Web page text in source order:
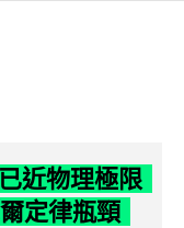
近物理極限
定律瓶頸